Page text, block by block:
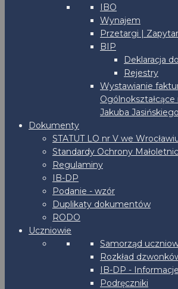
IBO
Wynajem
Przetargi |
BIP
Deklaracja
Rejestry
Wystawianie
Ogólnokształcące
Jakuba Jasińskiego
Dokumenty
STATUT LO nr V we
Standardy Ochrony
Regulaminy
IB-DP
Podanie - wzór
Duplikaty dokumentów
RODO
Uczniowie
Samorząd
Rozkład
IB-DP -
Podręczniki